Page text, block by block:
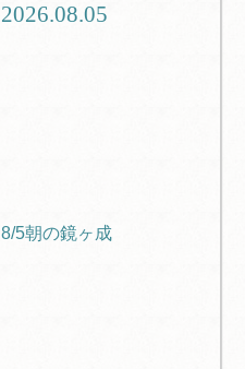
2026.08.05
8/5朝の鏡ヶ成